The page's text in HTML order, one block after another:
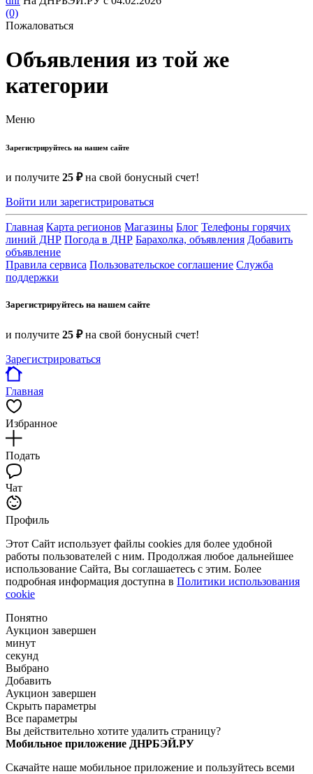
(0)
Пожаловаться
Объявления из той же
категории
Меню
Зарегистрируйтесь на нашем сайте
и получите 25 ₽на свой бонусный счет!
Войти или зарегистрироваться
Главная Карта регионов Магазины Блог Телефоны горячих
линий ДНР Погода в ДНР Барахолка, объявления Добавить
объявление
Правила сервиса Пользовательское соглашение Служба
поддержки
Зарегистрируйтесь на нашем сайте
и получите 25 ₽на свой бонусный счет!
Зарегистрироваться
Главная
Избранное
Подать
Чат
Профиль
Этот Сайт использует файлы cookies для более удобной
работы пользователей с ним. Продолжая любое дальнейшее
использование Сайта, Вы соглашаетесь с этим. Более
подробная информация доступна в Политики использования
cookie
Понятно
Аукцион завершен
минут
секунд
Выбрано
Добавить
Аукцион завершен
Скрыть параметры
Все параметры
Вы действительно хотите удалить страницу?
Мобильное приложение ДНРБЭЙ.РУ
Скачайте наше мобильное приложение и пользуйтесь всеми